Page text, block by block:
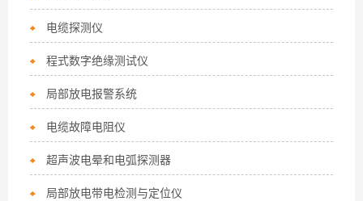
电缆探测仪
程式数字绝缘测试仪
局部放电报警系统
电缆故障电阻仪
超声波电晕和电弧探测器
局部放电带电检测与定位仪